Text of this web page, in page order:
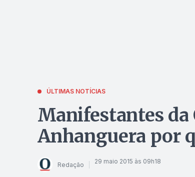
ÚLTIMAS NOTÍCIAS
Manifestantes
Anhanguera por
Redação 29 maio 2015 às 09h18